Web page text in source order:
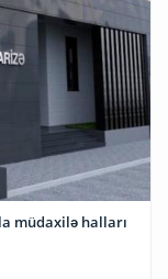
müdaxilə halları